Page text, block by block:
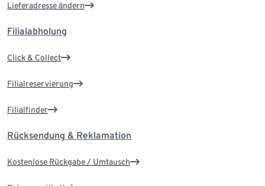
Lieferadresse ändern
Filialabholung
Click & Collect
Filialreservierung
Filialfinder
Rücksendung & Reklamation
Kostenlose Rückgabe / Umtausch